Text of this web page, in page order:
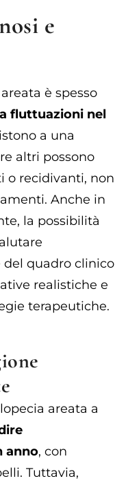
e
è spesso
fluttuazioni nel
a una
altri possono
o recidivanti, non
Anche in
la possibilità
del quadro clinico
realistiche e
terapeutiche.
areata a
anno, con
Tuttavia,